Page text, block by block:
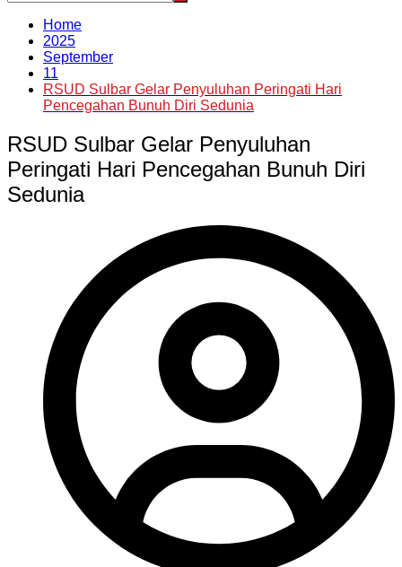
Home
2025
September
11
RSUD Sulbar Gelar Penyuluhan Peringati Hari
Pencegahan Bunuh Diri Sedunia
RSUD Sulbar Gelar Penyuluhan
Peringati Hari Pencegahan Bunuh Diri
Sedunia